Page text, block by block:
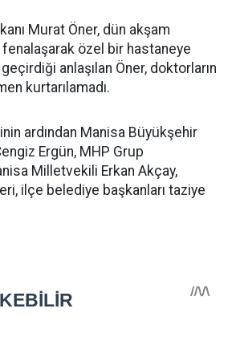
Murat Öner, dün akşam
özel bir hastaneye
geçirdiği anlaşılan Öner, doktorların
kurtarılamadı.
ardından Manisa Büyükşehir
Ergün, MHP Grup
Milletvekili Erkan Akçay,
ilçe belediye başkanları taziye